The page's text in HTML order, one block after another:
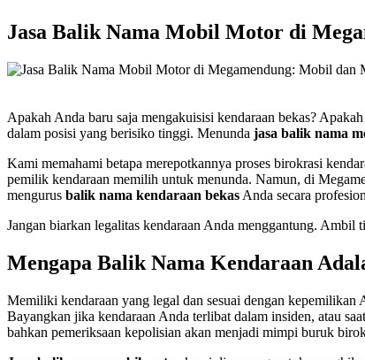
Jasa Balik Nama Mobil Motor di
Apakah Anda baru saja mengakuisisi kendaraan bekas?
dalam posisi yang berisiko tinggi. Menunda jasa balik nama
Kami memahami betapa merepotkannya proses birokrasi
pemilik kendaraan memilih untuk menunda. Namun, di
mengurus balik nama kendaraan bekas Anda secara
Jangan biarkan legalitas kendaraan Anda menggantung. Ambil
Mengapa Balik Nama Kendaraan
Memiliki kendaraan yang legal dan sesuai dengan kepemilikan
Bayangkan jika kendaraan Anda terlibat dalam insiden, atau
bahkan pemeriksaan kepolisian akan menjadi mimpi buruk